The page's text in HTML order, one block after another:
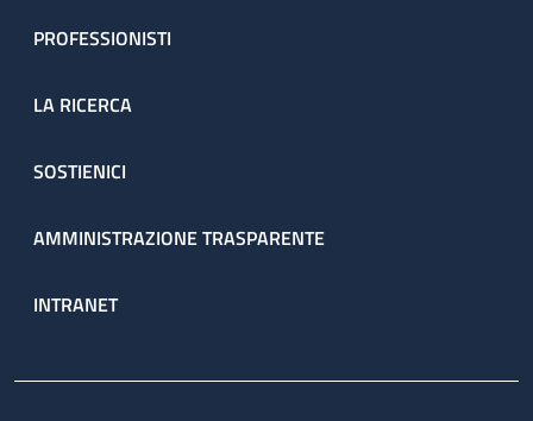
PROFESSIONISTI
LA RICERCA
SOSTIENICI
AMMINISTRAZIONE TRASPARENTE
INTRANET